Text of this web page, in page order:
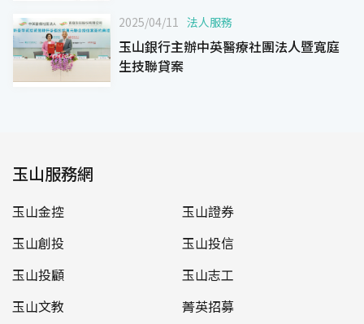
2025/04/11 法人服務
玉山銀行主辦中英醫療社團法人暨寬庭
生技聯貸案
玉山服務網
玉山金控
玉山證券
玉山創投
玉山投信
玉山投顧
玉山志工
玉山文教
菁英招募